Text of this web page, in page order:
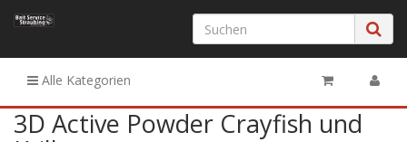
Alle Kategorien
3D Active Powder Crayfish und